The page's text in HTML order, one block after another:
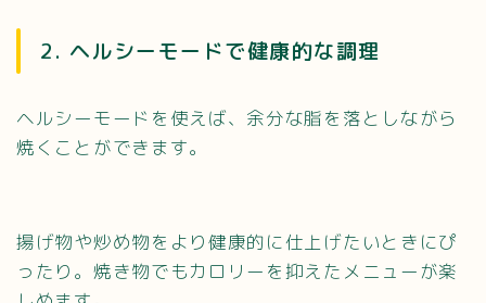
2. ヘルシーモードで健康的な調理
ヘルシーモードを使えば、余分な脂を落としながら
焼くことができます。
揚げ物や炒め物をより健康的に仕上げたいときにぴ
ったり。焼き物でもカロリーを抑えたメニューが楽